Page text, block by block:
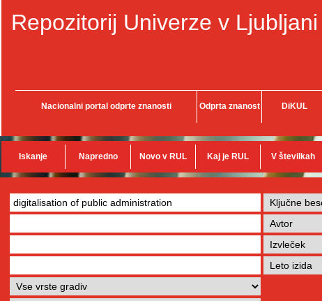
Repozitorij Univerze v Ljubljani
Nacionalni portal odprte znanosti Odprta znanost DiKUL
Iskanje Napredno Novo v RUL Kaj je RUL V številkah